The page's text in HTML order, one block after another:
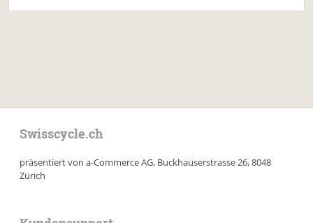
Swisscycle.ch
präsentiert von a-Commerce AG, Buckhauserstrasse 26, 8048
Zürich